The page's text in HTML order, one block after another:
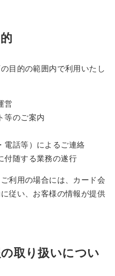
目的の範囲内で利用いたし
営
等のご案内
電話等）によるご連絡
付随する業務の遂行
利用の場合には、カード会
従い、お客様の情報が提供
取り扱いについ